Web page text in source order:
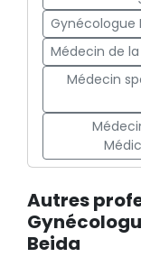
Gynécologue
Médecin de
Médecin
Autres
Beida